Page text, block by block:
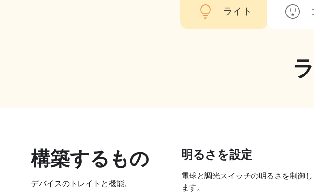
ライト
構築するもの
デバイスのトレイトと機能。
明るさを設定
電球と調光スイッチの明るさを制御し
ます。